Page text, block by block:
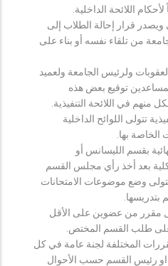
اللائحة الداخلية.
ويصدر قرار إحالة الطلاب إلى
من تلقاء نفسه أو بناء على
ولرئيس الجامعة ولعميد
توقيع بعض هذه
منهم في اللائحة التنفيذية.
تتولى اللوائح الداخلية
الخاصة بها.
بقسم الليسانس أو
بعد أخذ رأي مجلس القسم
وضع موضوعات الامتحانات
بتدريسها.
مقرر من عضوين على الأقل
على طلب القسم المختص.
المختلفة لجنة عامة في كل
او رئيس القسم حسب الأحوال